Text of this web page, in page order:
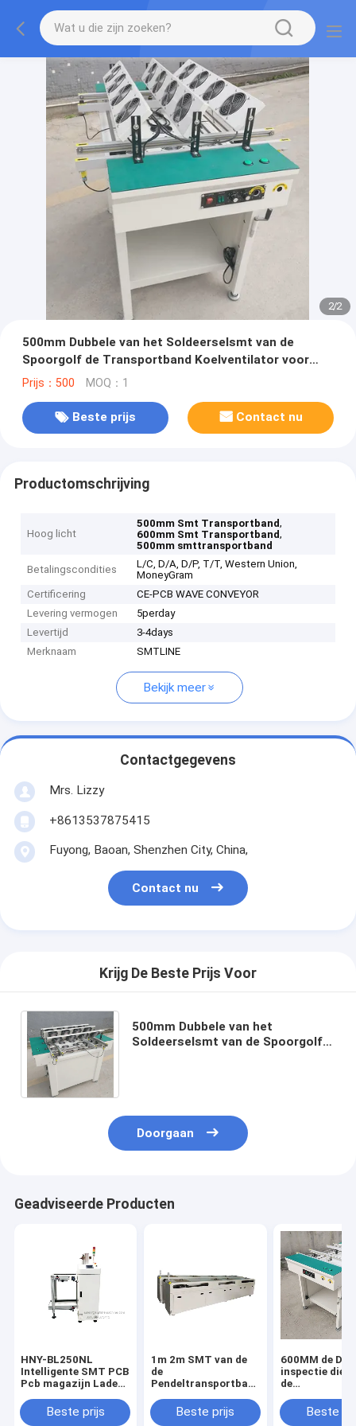
2/2
500mm Dubbele van het Soldeerselsmt van de
Spoorgolf de Transportband Koelventilator voor
PCB-assemblage
Prijs：500 MOQ：1
Beste prijs Contact nu
Productomschrijving
Hoog licht
500mm Smt Transportband,
600mm Smt Transportband,
500mm smttransportband
Betalingscondities
L/C, D/A, D/P, T/T, Western Union,
MoneyGram
Certificering
CE-PCB WAVE CONVEYOR
Levering vermogen
5perday
Levertijd
3-4days
Merknaam
SMTLINE
Bekijk meer
Contactgegevens
Mrs. Lizzy
+8613537875415
Fuyong, Baoan, Shenzhen City, China,
Contact nu
Krijg De Beste Prijs Voor
500mm Dubbele van het
Soldeerselsmt van de Spoorgolf
Doorgaan
Geadviseerde Producten
HNY-BL250NL
Intelligente SMT PCB
Pcb magazijn Lader
type
Beste prijs
1m 2m SMT van de
de
Pendeltransportband
van PCB LEIDENE
Touch
Beste prijs
600MM de
inspectie die
de
van PCB van
Beste